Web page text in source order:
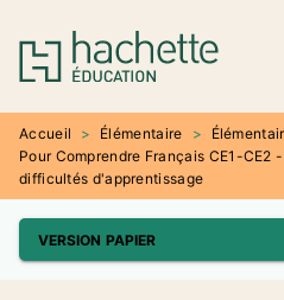
MENU RECHERCHE
PIED DE PAGE
Accueil > Élémentaire >
Pour Comprendre Français CE1-CE2
difficultés d'apprentissage
VERSION PAPIER